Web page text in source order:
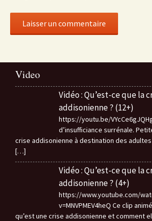
Video
Vidéo : Qu’est-ce que la
addisonienne ? (12+)
https://youtu.be/
d’insufficiance surrénale.
crise addisonienne à destination des adultes
[…]
Vidéo : Qu’est-ce que la
addisonienne ? (4+)
https://www.youtube.com/
v=MNVPMEV4heQ Ce clip
qu’est une crise addisonienne et comment